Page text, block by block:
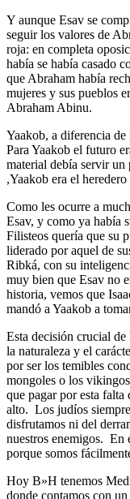
Y aunque Esav se
seguir los valores de
roja: en completa
había se había casado
que Abraham había
mujeres y sus pueblos
Abraham Abinu.
Yaakob, a diferencia de
Para Yaakob el futuro
material debía servir un
,Yaakob era el
Como les ocurre a
Esav, y como ya había
Filisteos quería que su
liderado por aquel de
Ribká, con su
muy bien que Esav no
historia, vemos que
mandó a Yaakob a
Esta decisión crucial
la naturaleza y el
por ser los temibles
mongoles o los
que pagar por esta
alto. Los judíos
disfrutamos ni del
nuestros enemigos. En
porque somos
Hoy B»H tenemos
donde contamos con